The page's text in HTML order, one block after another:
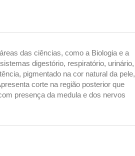
das ciências, como a Biologia e a
digestório, respiratório, urinário,
pigmentado na cor natural da pele,
corte na região posterior que
presença da medula e dos nervos